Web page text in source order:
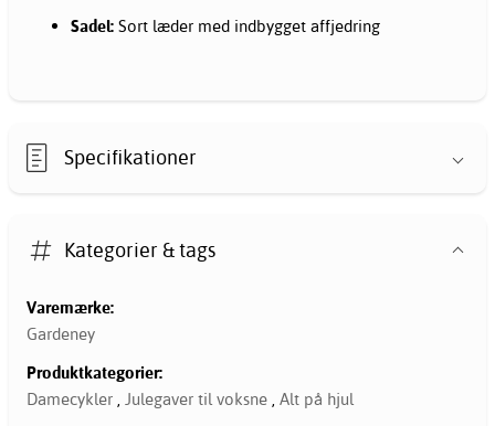
Sadel: Sort læder med indbygget affjedring
Specifikationer
Kategorier & tags
Varemærke:
Gardeney
Produktkategorier:
Damecykler
Julegaver til voksne Alt på hjul